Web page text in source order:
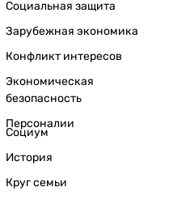
Социальная защита
Зарубежная экономика
Конфликт интересов
Экономическая
безопасность
Персоналии
Социум
История
Круг семьи